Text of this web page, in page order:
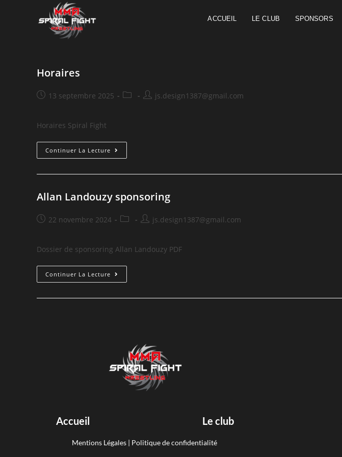
ACCUEIL LE CLUB SPONSORS
Horaires
13 septembre 2025 js.design1387@gmail.com
Horaires Spiral Fight
Continuer La Lecture
Allan Landouzy sponsoring
22 novembre 2024 js.design1387@gmail.com
Dossier de sponsoring Allan Landouzy PDF
Continuer La Lecture
Accueil Le club
Mentions Légales | Politique de confidentialité